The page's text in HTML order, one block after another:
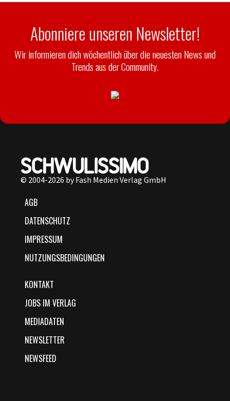
Abonniere unseren Newsletter!
Wir informieren dich wöchentlich über die neuesten News und
Trends aus der Community.
© 2004-2026 by Fash Medien Verlag GmbH
AGB
DATENSCHUTZ
IMPRESSUM
NUTZUNGSBEDINGUNGEN
KONTAKT
JOBS IM VERLAG
MEDIADATEN
NEWSLETTER
NEWSFEED